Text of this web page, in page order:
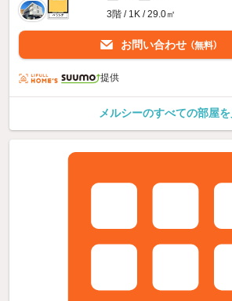
3階 / 1K / 29.0㎡
お問い合わせ （無料）
提供
メルシーのすべての部屋